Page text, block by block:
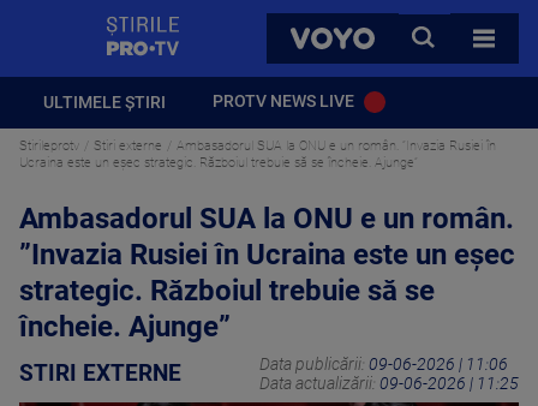
VOYO
CAUTA
TOATE
ULTIMELE ȘTIRI PROTV NEWS LIVE
Stirileprotv Stiri externe
Ambasadorul SUA la ONU e un român. ”Invazia Rusiei în
Ucraina este un eșec strategic. Războiul trebuie să se încheie. Ajunge”
Ambasadorul SUA la ONU e un român.
”Invazia Rusiei în Ucraina este un eșec
strategic. Războiul trebuie să se
încheie. Ajunge”
STIRI EXTERNE Data publicării: 09-06-2026 | 11:06
Data actualizării: 09-06-2026 | 11:25